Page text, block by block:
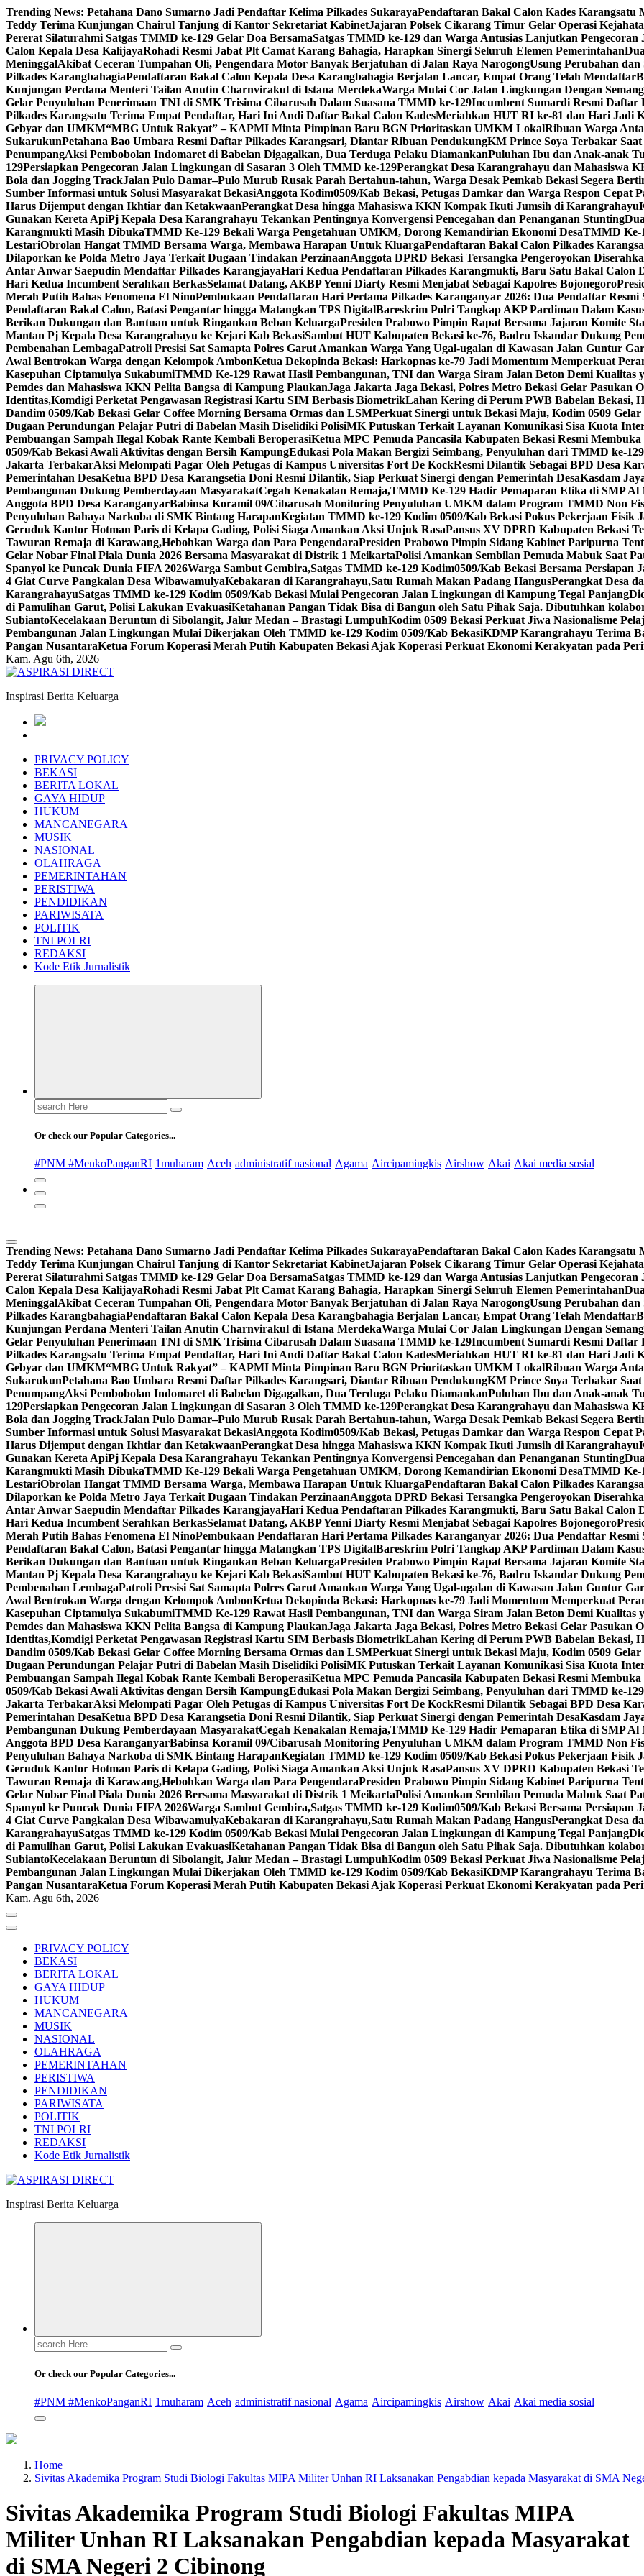
Skip
to
content
Trending News: Petahana Dano Sumarno Jadi Pendaftar Kelima Pilkades SukarayaPendaftaran Bakal Calon Kades
Teddy Terima Kunjungan Chairul Tanjung di Kantor Sekretariat KabinetJajaran Polsek Cikarang Timur Gelar Operasi
Pererat Silaturahmi Satgas TMMD ke-129 Gelar Doa BersamaSatgas TMMD ke-129 dan Warga Antusias Lanjutkan Pengecoran
Calon Kepala Desa KalijayaRohadi Resmi Jabat Plt Camat Karang Bahagia, Harapkan Sinergi Seluruh Elemen Pemerintahan
MeninggalAkibat Ceceran Tumpahan Oli, Pengendara Motor Banyak Berjatuhan di Jalan Raya NarogongUsung Perubahan
Pilkades KarangbahagiaPendaftaran Bakal Calon Kepala Desa Karangbahagia Berjalan Lancar, Empat Orang Telah Mendaftar
Kunjungan Perdana Menteri Tailan Anutin Charnvirakul di Istana MerdekaWarga Mulai Cor Jalan Lingkungan Dengan
Gelar Penyuluhan Penerimaan TNI di SMK Trisima Cibarusah Dalam Suasana TMMD ke-129Incumbent Sumardi Resmi Daftar
Pilkades Karangsatu Terima Empat Pendaftar, Hari Ini Andi Daftar Bakal Calon KadesMeriahkan HUT RI ke-81 dan Hari Jadi
Gebyar dan UMKM“MBG Untuk Rakyat” – KAPMI Minta Pimpinan Baru BGN Prioritaskan UMKM LokalRibuan Warga
SukarukunPetahana Bao Umbara Resmi Daftar Pilkades Karangsari, Diantar Ribuan PendukungKM Prince Soya Terbakar
PenumpangAksi Pembobolan Indomaret di Babelan Digagalkan, Dua Terduga Pelaku DiamankanPuluhan Ibu dan Anak-anak
129Persiapkan Pengecoran Jalan Lingkungan di Sasaran 3 Oleh TMMD ke-129Perangkat Desa Karangrahayu dan Mahasiswa
Bola dan Jogging TrackJalan Pulo Damar–Pulo Murub Rusak Parah Bertahun-tahun, Warga Desak Pemkab Bekasi Segera
Sumber Informasi untuk Solusi Masyarakat BekasiAnggota Kodim0509/Kab Bekasi, Petugas Damkar dan Warga Respon Cepat
Harus Dijemput dengan Ikhtiar dan KetakwaanPerangkat Desa hingga Mahasiswa KKN Kompak Ikuti Jumsih di Karangrahayu
Gunakan Kereta ApiPj Kepala Desa Karangrahayu Tekankan Pentingnya Konvergensi Pencegahan dan Penanganan Stunting
Karangmukti Masih DibukaTMMD Ke-129 Bekali Warga Pengetahuan UMKM, Dorong Kemandirian Ekonomi DesaTMMD Ke-
LestariObrolan Hangat TMMD Bersama Warga, Membawa Harapan Untuk KluargaPendaftaran Bakal Calon Pilkades
Dilaporkan ke Polda Metro Jaya Terkait Dugaan Tindakan PerzinaanAnggota DPRD Bekasi Tersangka Pengeroyokan
Antar Anwar Saepudin Mendaftar Pilkades KarangjayaHari Kedua Pendaftaran Pilkades Karangmukti, Baru Satu Bakal Calon
Hari Kedua Incumbent Serahkan BerkasSelamat Datang, AKBP Yenni Diarty Resmi Menjabat Sebagai Kapolres Bojonegoro
Merah Putih Bahas Fenomena El NinoPembukaan Pendaftaran Hari Pertama Pilkades Karanganyar 2026: Dua Pendaftar Resmi
Pendaftaran Bakal Calon, Batasi Pengantar hingga Matangkan TPS DigitalBareskrim Polri Tangkap AKP Pardiman Dalam
Berikan Dukungan dan Bantuan untuk Ringankan Beban KeluargaPresiden Prabowo Pimpin Rapat Bersama Jajaran Komite
Mantan Pj Kepala Desa Karangrahayu ke Kejari Kab BekasiSambut HUT Kabupaten Bekasi ke-76, Badru Iskandar Dukung
Pembenahan LembagaPatroli Presisi Sat Samapta Polres Garut Amankan Warga Yang Ugal-ugalan di Kawasan Jalan Guntur
Awal Bentrokan Warga dengan Kelompok AmbonKetua Dekopinda Bekasi: Harkopnas ke-79 Jadi Momentum Memperkuat
Kasepuhan Ciptamulya SukabumiTMMD Ke-129 Rawat Hasil Pembangunan, TNI dan Warga Siram Jalan Beton Demi Kualitas
Pemdes dan Mahasiswa KKN Pelita Bangsa di Kampung PlaukanJaga Jakarta Jaga Bekasi, Polres Metro Bekasi Gelar Pasukan
Identitas,Komdigi Perketat Pengawasan Registrasi Kartu SIM Berbasis BiometrikLahan Kering di Perum PWB Babelan Bekasi,
Dandim 0509/Kab Bekasi Gelar Coffee Morning Bersama Ormas dan LSMPerkuat Sinergi untuk Bekasi Maju, Kodim 0509
Dugaan Perundungan Pelajar Putri di Babelan Masih Diselidiki PolisiMK Putuskan Terkait Layanan Komunikasi Sisa Kuota
Pembuangan Sampah Ilegal Kobak Rante Kembali BeroperasiKetua MPC Pemuda Pancasila Kabupaten Bekasi Resmi
0509/Kab Bekasi Awali Aktivitas dengan Bersih KampungEdukasi Pola Makan Bergizi Seimbang, Penyuluhan dari TMMD ke-
Jakarta TerbakarAksi Melompati Pagar Oleh Petugas di Kampus Universitas Fort De KockResmi Dilantik Sebagai BPD Desa
Pemerintahan DesaKetua BPD Desa Karangsetia Doni Resmi Dilantik, Siap Perkuat Sinergi dengan Pemerintah DesaKasdam
Pembangunan Dukung Pemberdayaan MasyarakatCegah Kenakalan Remaja,TMMD Ke-129 Hadir Pemaparan Etika di SMP Al
Anggota BPD Desa KaranganyarBabinsa Koramil 09/Cibarusah Monitoring Penyuluhan UMKM dalam Program TMMD Non
Penyuluhan Bahaya Narkoba di SMK Bintang HarapanKegiatan TMMD ke-129 Kodim 0509/Kab Bekasi Pokus Pekerjaan Fisik
Geruduk Kantor Hotman Paris di Kelapa Gading, Polisi Siaga Amankan Aksi Unjuk RasaPansus XV DPRD Kabupaten Bekasi
Tawuran Remaja di Karawang,Hebohkan Warga dan Para PengendaraPresiden Prabowo Pimpin Sidang Kabinet Paripurna
Gelar Nobar Final Piala Dunia 2026 Bersama Masyarakat di Distrik 1 MeikartaPolisi Amankan Sembilan Pemuda Mabuk Saat
Spanyol ke Puncak Dunia FIFA 2026Warga Sambut Gembira,Satgas TMMD ke-129 Kodim0509/Kab Bekasi Bersama Persiapan
4 Giat Curve Pangkalan Desa WibawamulyaKebakaran di Karangrahayu,Satu Rumah Makan Padang HangusPerangkat Desa
KarangrahayuSatgas TMMD ke-129 Kodim 0509/Kab Bekasi Mulai Pengecoran Jalan Lingkungan di Kampung Tegal Panjang
di Pamulihan Garut, Polisi Lakukan EvakuasiKetahanan Pangan Tidak Bisa di Bangun oleh Satu Pihak Saja. Dibutuhkan
SubiantoKecelakaan Beruntun di Sibolangit, Jalur Medan – Brastagi LumpuhKodim 0509 Bekasi Perkuat Jiwa Nasionalisme
Pembangunan Jalan Lingkungan Mulai Dikerjakan Oleh TMMD ke-129 Kodim 0509/Kab BekasiKDMP Karangrahayu Terima
Pangan NusantaraKetua Forum Koperasi Merah Putih Kabupaten Bekasi Ajak Koperasi Perkuat Ekonomi Kerakyatan pada
Kam. Agu 6th, 2026
Inspirasi Berita Keluarga
PRIVACY POLICY
BEKASI
BERITA LOKAL
GAYA HIDUP
HUKUM
MANCANEGARA
MUSIK
NASIONAL
OLAHRAGA
PEMERINTAHAN
PERISTIWA
PENDIDIKAN
PARIWISATA
POLITIK
TNI POLRI
REDAKSI
Kode Etik Jurnalistik
Search
for:
Or check our Popular Categories...
#PNM #MenkoPanganRI 1muharam Aceh administratif nasional Agama Aircipamingkis Airshow Akai Akai media sosial
Trending News: Petahana Dano Sumarno Jadi Pendaftar Kelima Pilkades SukarayaPendaftaran Bakal Calon Kades
Teddy Terima Kunjungan Chairul Tanjung di Kantor Sekretariat KabinetJajaran Polsek Cikarang Timur Gelar Operasi
Pererat Silaturahmi Satgas TMMD ke-129 Gelar Doa BersamaSatgas TMMD ke-129 dan Warga Antusias Lanjutkan Pengecoran
Calon Kepala Desa KalijayaRohadi Resmi Jabat Plt Camat Karang Bahagia, Harapkan Sinergi Seluruh Elemen Pemerintahan
MeninggalAkibat Ceceran Tumpahan Oli, Pengendara Motor Banyak Berjatuhan di Jalan Raya NarogongUsung Perubahan
Pilkades KarangbahagiaPendaftaran Bakal Calon Kepala Desa Karangbahagia Berjalan Lancar, Empat Orang Telah Mendaftar
Kunjungan Perdana Menteri Tailan Anutin Charnvirakul di Istana MerdekaWarga Mulai Cor Jalan Lingkungan Dengan
Gelar Penyuluhan Penerimaan TNI di SMK Trisima Cibarusah Dalam Suasana TMMD ke-129Incumbent Sumardi Resmi Daftar
Pilkades Karangsatu Terima Empat Pendaftar, Hari Ini Andi Daftar Bakal Calon KadesMeriahkan HUT RI ke-81 dan Hari Jadi
Gebyar dan UMKM“MBG Untuk Rakyat” – KAPMI Minta Pimpinan Baru BGN Prioritaskan UMKM LokalRibuan Warga
SukarukunPetahana Bao Umbara Resmi Daftar Pilkades Karangsari, Diantar Ribuan PendukungKM Prince Soya Terbakar
PenumpangAksi Pembobolan Indomaret di Babelan Digagalkan, Dua Terduga Pelaku DiamankanPuluhan Ibu dan Anak-anak
129Persiapkan Pengecoran Jalan Lingkungan di Sasaran 3 Oleh TMMD ke-129Perangkat Desa Karangrahayu dan Mahasiswa
Bola dan Jogging TrackJalan Pulo Damar–Pulo Murub Rusak Parah Bertahun-tahun, Warga Desak Pemkab Bekasi Segera
Sumber Informasi untuk Solusi Masyarakat BekasiAnggota Kodim0509/Kab Bekasi, Petugas Damkar dan Warga Respon Cepat
Harus Dijemput dengan Ikhtiar dan KetakwaanPerangkat Desa hingga Mahasiswa KKN Kompak Ikuti Jumsih di Karangrahayu
Gunakan Kereta ApiPj Kepala Desa Karangrahayu Tekankan Pentingnya Konvergensi Pencegahan dan Penanganan Stunting
Karangmukti Masih DibukaTMMD Ke-129 Bekali Warga Pengetahuan UMKM, Dorong Kemandirian Ekonomi DesaTMMD Ke-
LestariObrolan Hangat TMMD Bersama Warga, Membawa Harapan Untuk KluargaPendaftaran Bakal Calon Pilkades
Dilaporkan ke Polda Metro Jaya Terkait Dugaan Tindakan PerzinaanAnggota DPRD Bekasi Tersangka Pengeroyokan
Antar Anwar Saepudin Mendaftar Pilkades KarangjayaHari Kedua Pendaftaran Pilkades Karangmukti, Baru Satu Bakal Calon
Hari Kedua Incumbent Serahkan BerkasSelamat Datang, AKBP Yenni Diarty Resmi Menjabat Sebagai Kapolres Bojonegoro
Merah Putih Bahas Fenomena El NinoPembukaan Pendaftaran Hari Pertama Pilkades Karanganyar 2026: Dua Pendaftar Resmi
Pendaftaran Bakal Calon, Batasi Pengantar hingga Matangkan TPS DigitalBareskrim Polri Tangkap AKP Pardiman Dalam
Berikan Dukungan dan Bantuan untuk Ringankan Beban KeluargaPresiden Prabowo Pimpin Rapat Bersama Jajaran Komite
Mantan Pj Kepala Desa Karangrahayu ke Kejari Kab BekasiSambut HUT Kabupaten Bekasi ke-76, Badru Iskandar Dukung
Pembenahan LembagaPatroli Presisi Sat Samapta Polres Garut Amankan Warga Yang Ugal-ugalan di Kawasan Jalan Guntur
Awal Bentrokan Warga dengan Kelompok AmbonKetua Dekopinda Bekasi: Harkopnas ke-79 Jadi Momentum Memperkuat
Kasepuhan Ciptamulya SukabumiTMMD Ke-129 Rawat Hasil Pembangunan, TNI dan Warga Siram Jalan Beton Demi Kualitas
Pemdes dan Mahasiswa KKN Pelita Bangsa di Kampung PlaukanJaga Jakarta Jaga Bekasi, Polres Metro Bekasi Gelar Pasukan
Identitas,Komdigi Perketat Pengawasan Registrasi Kartu SIM Berbasis BiometrikLahan Kering di Perum PWB Babelan Bekasi,
Dandim 0509/Kab Bekasi Gelar Coffee Morning Bersama Ormas dan LSMPerkuat Sinergi untuk Bekasi Maju, Kodim 0509
Dugaan Perundungan Pelajar Putri di Babelan Masih Diselidiki PolisiMK Putuskan Terkait Layanan Komunikasi Sisa Kuota
Pembuangan Sampah Ilegal Kobak Rante Kembali BeroperasiKetua MPC Pemuda Pancasila Kabupaten Bekasi Resmi
0509/Kab Bekasi Awali Aktivitas dengan Bersih KampungEdukasi Pola Makan Bergizi Seimbang, Penyuluhan dari TMMD ke-
Jakarta TerbakarAksi Melompati Pagar Oleh Petugas di Kampus Universitas Fort De KockResmi Dilantik Sebagai BPD Desa
Pemerintahan DesaKetua BPD Desa Karangsetia Doni Resmi Dilantik, Siap Perkuat Sinergi dengan Pemerintah DesaKasdam
Pembangunan Dukung Pemberdayaan MasyarakatCegah Kenakalan Remaja,TMMD Ke-129 Hadir Pemaparan Etika di SMP Al
Anggota BPD Desa KaranganyarBabinsa Koramil 09/Cibarusah Monitoring Penyuluhan UMKM dalam Program TMMD Non
Penyuluhan Bahaya Narkoba di SMK Bintang HarapanKegiatan TMMD ke-129 Kodim 0509/Kab Bekasi Pokus Pekerjaan Fisik
Geruduk Kantor Hotman Paris di Kelapa Gading, Polisi Siaga Amankan Aksi Unjuk RasaPansus XV DPRD Kabupaten Bekasi
Tawuran Remaja di Karawang,Hebohkan Warga dan Para PengendaraPresiden Prabowo Pimpin Sidang Kabinet Paripurna
Gelar Nobar Final Piala Dunia 2026 Bersama Masyarakat di Distrik 1 MeikartaPolisi Amankan Sembilan Pemuda Mabuk Saat
Spanyol ke Puncak Dunia FIFA 2026Warga Sambut Gembira,Satgas TMMD ke-129 Kodim0509/Kab Bekasi Bersama Persiapan
4 Giat Curve Pangkalan Desa WibawamulyaKebakaran di Karangrahayu,Satu Rumah Makan Padang HangusPerangkat Desa
KarangrahayuSatgas TMMD ke-129 Kodim 0509/Kab Bekasi Mulai Pengecoran Jalan Lingkungan di Kampung Tegal Panjang
di Pamulihan Garut, Polisi Lakukan EvakuasiKetahanan Pangan Tidak Bisa di Bangun oleh Satu Pihak Saja. Dibutuhkan
SubiantoKecelakaan Beruntun di Sibolangit, Jalur Medan – Brastagi LumpuhKodim 0509 Bekasi Perkuat Jiwa Nasionalisme
Pembangunan Jalan Lingkungan Mulai Dikerjakan Oleh TMMD ke-129 Kodim 0509/Kab BekasiKDMP Karangrahayu Terima
Pangan NusantaraKetua Forum Koperasi Merah Putih Kabupaten Bekasi Ajak Koperasi Perkuat Ekonomi Kerakyatan pada
Kam. Agu 6th, 2026
PRIVACY POLICY
BEKASI
BERITA LOKAL
GAYA HIDUP
HUKUM
MANCANEGARA
MUSIK
NASIONAL
OLAHRAGA
PEMERINTAHAN
PERISTIWA
PENDIDIKAN
PARIWISATA
POLITIK
TNI POLRI
REDAKSI
Kode Etik Jurnalistik
Inspirasi Berita Keluarga
Search
for:
Or check our Popular Categories...
#PNM #MenkoPanganRI 1muharam Aceh administratif nasional Agama Aircipamingkis Airshow Akai Akai media sosial
Home
Sivitas Akademika Program Studi Biologi Fakultas MIPA Militer Unhan RI Laksanakan Pengabdian kepada Masyarakat di SMA
Sivitas Akademika Program Studi Biologi Fakultas MIPA
Militer Unhan RI Laksanakan Pengabdian kepada Masyarakat
di SMA Negeri 2 Cibinong